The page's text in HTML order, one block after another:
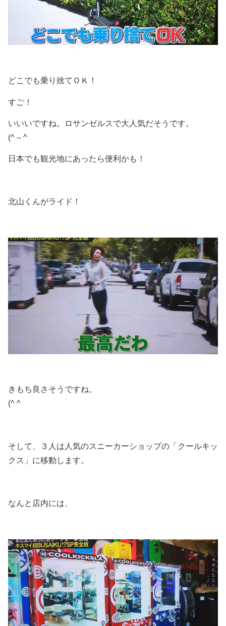
どこでも乗り捨てＯＫ！
すご！
いいいですね。ロサンゼルスで大人気だそうです。
(^ – ^
日本でも観光地にあったら便利かも！
北山くんがライド！
きもち良さそうですね。
(^ ^
そして、３人は人気のスニーカーショップの「クールキッ
クス」に移動します。
なんと店内には、